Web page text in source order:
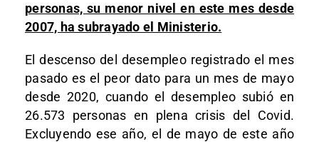
personas, su menor nivel en este mes desde
2007, ha subrayado el Ministerio.
El descenso del desempleo registrado el mes
pasado es el peor dato para un mes de mayo
desde 2020, cuando el desempleo subió en
26.573 personas en plena crisis del Covid.
Excluyendo ese año, el de mayo de este año